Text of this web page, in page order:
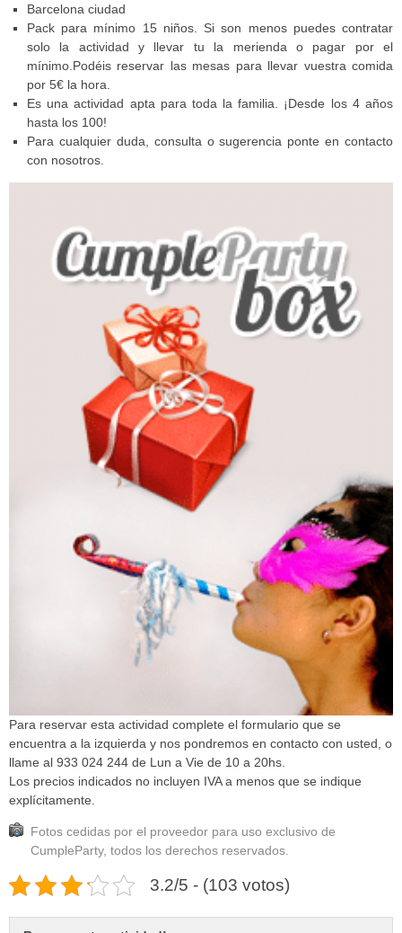
Barcelona ciudad
Pack para mínimo 15 niños. Si son menos puedes contratar
solo la actividad y llevar tu la merienda o pagar por el
mínimo.Podéis reservar las mesas para llevar vuestra comida
por 5€ la hora.
Es una actividad apta para toda la familia. ¡Desde los 4 años
hasta los 100!
Para cualquier duda, consulta o sugerencia ponte en contacto
con nosotros.
Para reservar esta actividad complete el formulario que se
encuentra a la izquierda y nos pondremos en contacto con usted, o
llame al 933 024 244 de Lun a Vie de 10 a 20hs.
Los precios indicados no incluyen IVA a menos que se indique
explícitamente.
Fotos cedidas por el proveedor para uso exclusivo de
CumpleParty, todos los derechos reservados.
3.2/5 - (103 votos)